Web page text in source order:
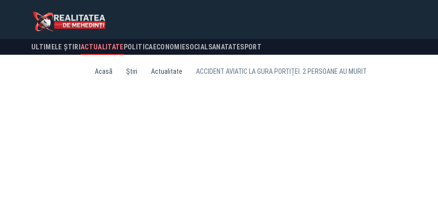
ULTIMELE ȘTIRI ACTUALITATE POLITICA ECONOMIESOCIALSANATATESPORT
Acasă Știri Actualitate ACCIDENT AVIATIC LA GURA PORTIȚEI. 2 PERSOANE AU MURIT